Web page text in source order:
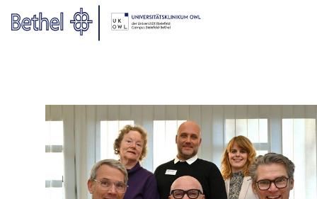
Zum Hauptinhalt springen
Zur Fußzeile springen